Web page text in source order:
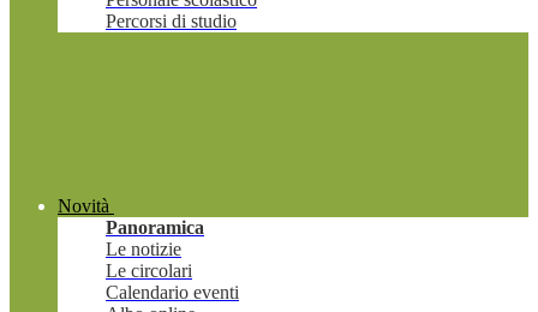
Percorsi di studio
Novità
Panoramica
Le notizie
Le circolari
Calendario eventi